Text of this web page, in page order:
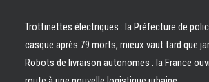
Trottinettes électriques : la Préfecture de
casque après 79 morts, mieux vaut tard que
Robots de livraison autonomes : la France